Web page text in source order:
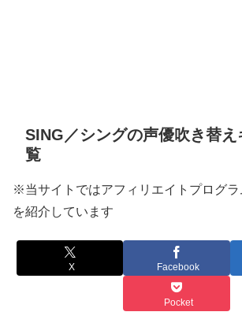
SING／シングの声優吹き替え
覧
※当サイトではアフィリエイトプログ
を紹介しています
X Facebook
Pocket